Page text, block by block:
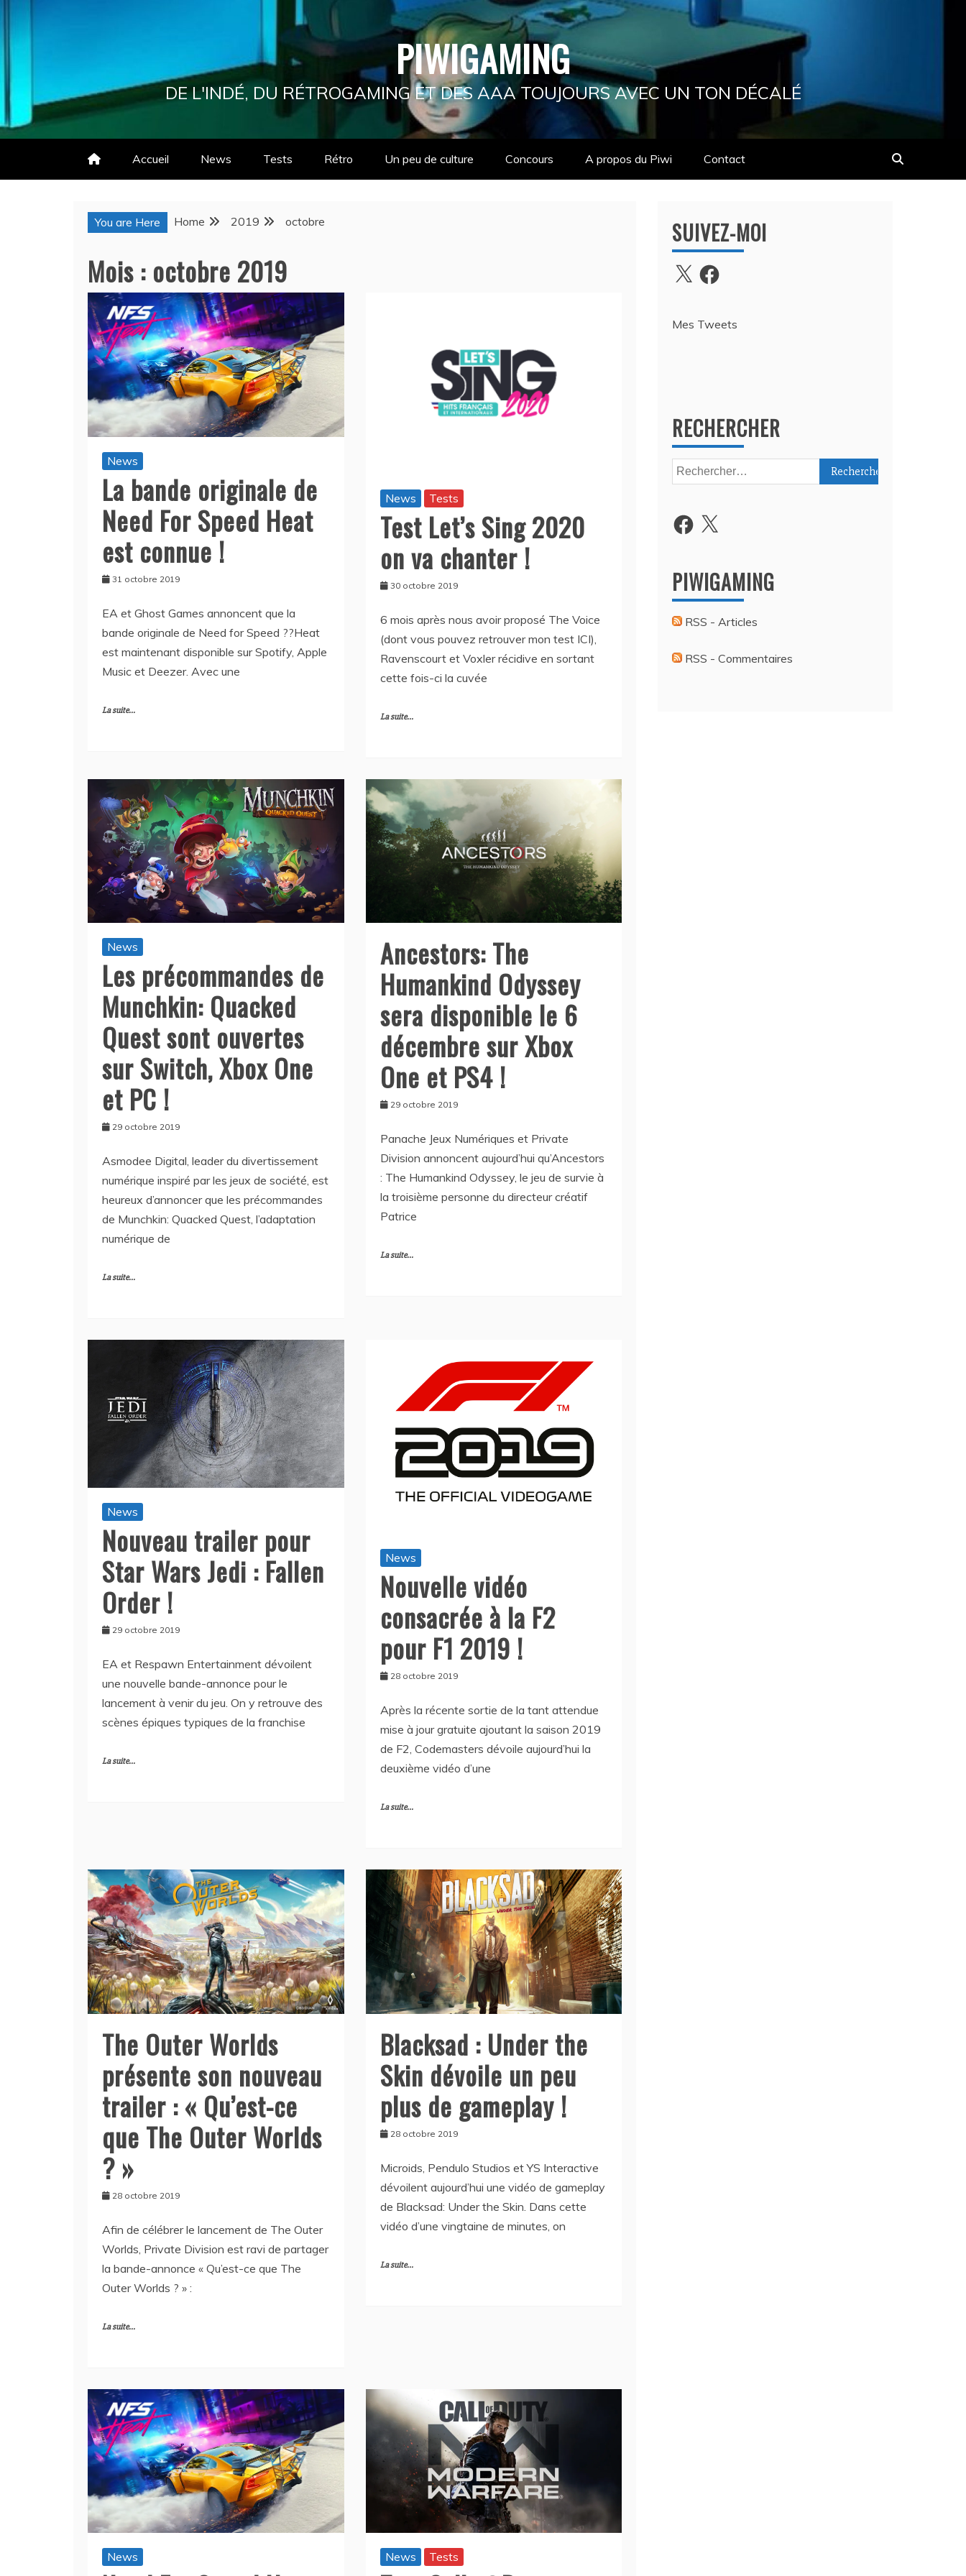
PIWIGAMING
DE L'INDÉ, DU RÉTROGAMING ET DES AAA TOUJOURS AVEC UN TON DÉCALÉ
Accueil News Tests Rétro Un peu de culture Concours A propos du Piwi Contact
You are Here Home 2019 octobre
Mois : octobre 2019
News
La bande originale de
Need For Speed Heat
est connue !
31 octobre 2019
EA et Ghost Games annoncent que la
bande originale de Need for Speed ??Heat
est maintenant disponible sur Spotify, Apple
Music et Deezer. Avec une
La suite...
News Tests
Test Let’s Sing 2020
on va chanter !
30 octobre 2019
6 mois après nous avoir proposé The Voice
(dont vous pouvez retrouver mon test ICI),
Ravenscourt et Voxler récidive en sortant
cette fois-ci la cuvée
La suite...
News
Les précommandes de
Munchkin: Quacked
Quest sont ouvertes
sur Switch, Xbox One
et PC !
29 octobre 2019
Asmodee Digital, leader du divertissement
numérique inspiré par les jeux de société, est
heureux d’annoncer que les précommandes
de Munchkin: Quacked Quest, l’adaptation
numérique de
La suite...
Ancestors: The
Humankind Odyssey
sera disponible le 6
décembre sur Xbox
One et PS4 !
29 octobre 2019
Panache Jeux Numériques et Private
Division annoncent aujourd’hui qu’Ancestors
: The Humankind Odyssey, le jeu de survie à
la troisième personne du directeur créatif
Patrice
La suite...
News
Nouveau trailer pour
Star Wars Jedi : Fallen
Order !
29 octobre 2019
EA et Respawn Entertainment dévoilent
une nouvelle bande-annonce pour le
lancement à venir du jeu. On y retrouve des
scènes épiques typiques de la franchise
La suite...
News
Nouvelle vidéo
consacrée à la F2
pour F1 2019 !
28 octobre 2019
Après la récente sortie de la tant attendue
mise à jour gratuite ajoutant la saison 2019
de F2, Codemasters dévoile aujourd’hui la
deuxième vidéo d’une
La suite...
The Outer Worlds
présente son nouveau
trailer : « Qu’est-ce
que The Outer Worlds
? »
28 octobre 2019
Afin de célébrer le lancement de The Outer
Worlds, Private Division est ravi de partager
la bande-annonce « Qu’est-ce que The
Outer Worlds ? » :
La suite...
Blacksad : Under the
Skin dévoile un peu
plus de gameplay !
28 octobre 2019
Microids, Pendulo Studios et YS Interactive
dévoilent aujourd’hui une vidéo de gameplay
de Blacksad: Under the Skin. Dans cette
vidéo d’une vingtaine de minutes, on
La suite...
News News Tests
SUIVEZ-MOI
X Facebook
Mes Tweets
RECHERCHER
Rechercher :
Facebook
X
PIWIGAMING
RSS - Articles
RSS - Commentaires